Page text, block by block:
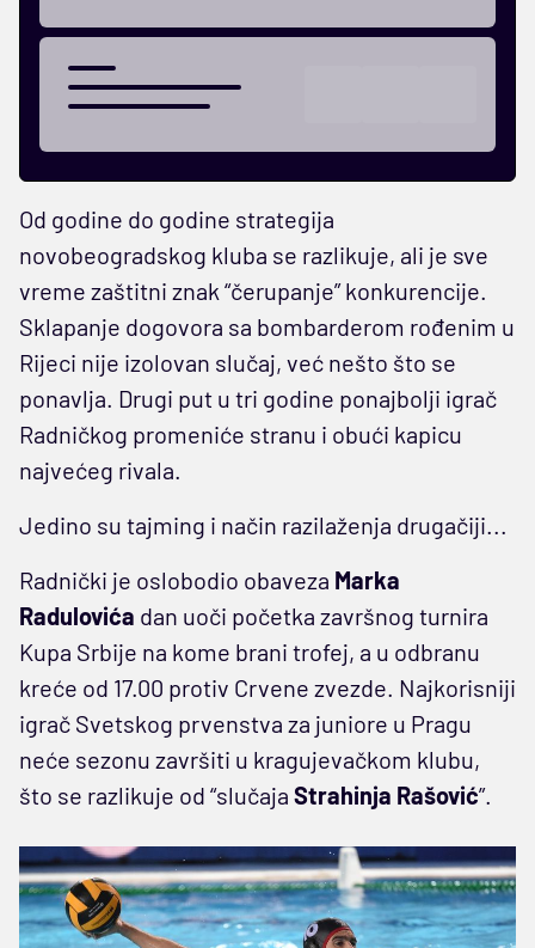
Od godine do godine strategija
novobeogradskog kluba se razlikuje, ali je sve
vreme zaštitni znak “čerupanje” konkurencije.
Sklapanje dogovora sa bombarderom rođenim u
Rijeci nije izolovan slučaj, već nešto što se
ponavlja. Drugi put u tri godine ponajbolji igrač
Radničkog promeniće stranu i obući kapicu
najvećeg rivala.
Jedino su tajming i način razilaženja drugačiji...
Radnički je oslobodio obaveza Marka
Radulovića dan uoči početka završnog turnira
Kupa Srbije na kome brani trofej, a u odbranu
kreće od 17.00 protiv Crvene zvezde. Najkorisniji
igrač Svetskog prvenstva za juniore u Pragu
neće sezonu završiti u kragujevačkom klubu,
što se razlikuje od “slučaja Strahinja Rašović”.